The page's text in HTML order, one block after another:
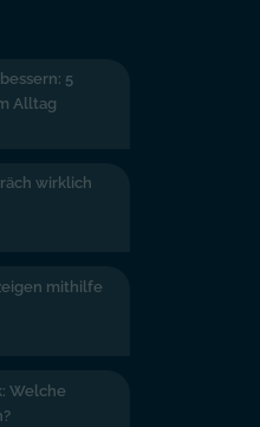
5
Alltag
wirklich
mithilfe
Welche